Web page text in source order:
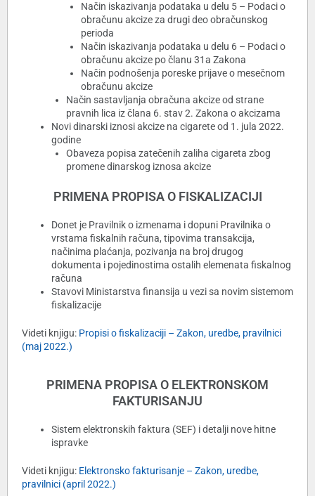
Način iskazivanja podataka u delu 5 – Podaci o
obračunu akcize za drugi deo obračunskog
perioda
Način iskazivanja podataka u delu 6 – Podaci o
obračunu akcize po članu 31a Zakona
Način podnošenja poreske prijave o mesečnom
obračunu akcize
Način sastavljanja obračuna akcize od strane
pravnih lica iz člana 6. stav 2. Zakona o akcizama
Novi dinarski iznosi akcize na cigarete od 1. jula 2022.
godine
Obaveza popisa zatečenih zaliha cigareta zbog
promene dinarskog iznosa akcize
PRIMENA PROPISA O FISKALIZACIJI
Donet je Pravilnik o izmenama i dopuni Pravilnika o
vrstama fiskalnih računa, tipovima transakcija,
načinima plaćanja, pozivanja na broj drugog
dokumenta i pojedinostima ostalih elemenata fiskalnog
računa
Stavovi Ministarstva finansija u vezi sa novim sistemom
fiskalizacije
Videti knjigu: Propisi o fiskalizaciji – Zakon, uredbe, pravilnici
(maj 2022.)
PRIMENA PROPISA O ELEKTRONSKOM
FAKTURISANJU
Sistem elektronskih faktura (SEF) i detalji nove hitne
ispravke
Videti knjigu: Elektronsko fakturisanje – Zakon, uredbe,
pravilnici (april 2022.)